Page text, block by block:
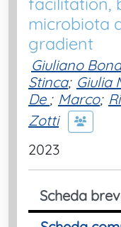
microbiota
gradient
Giuliano
Stinca; Giulia
De ; Marco;
Zotti
2023
Scheda